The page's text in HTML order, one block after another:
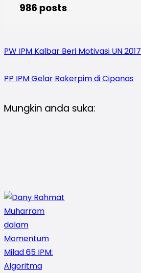
986 posts
PW IPM Kalbar Beri Motivasi UN 2017
PP IPM Gelar Rakerpim di Cipanas
Mungkin anda suka: